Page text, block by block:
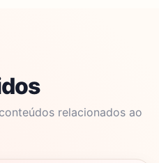
relacionados ao